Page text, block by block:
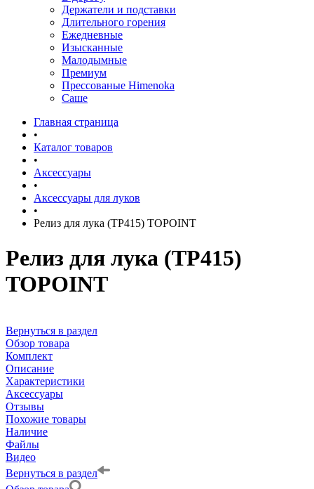
Держатели и подставки
Длительного горения
Ежедневные
Изысканные
Малодымные
Премиум
Прессованые Himenoka
Саше
Главная страница
•
Каталог товаров
•
Аксессуары
•
Аксессуары для луков
•
Релиз для лука (TP415) TOPOINT
Релиз для лука (TP415)
TOPOINT
Вернуться в раздел
Обзор товара
Комплект
Описание
Характеристики
Аксессуары
Отзывы
Похожие товары
Наличие
Файлы
Видео
Вернуться в раздел